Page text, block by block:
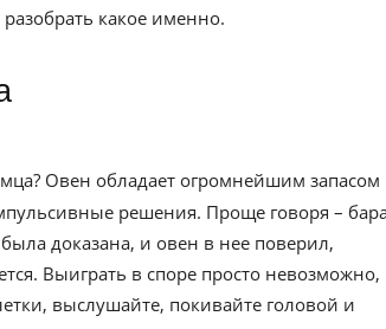
какое именно.
Овен обладает огромнейшим запасом
решения. Проще говоря –
доказана, и овен в нее поверил,
Выиграть в споре просто невозможно,
выслушайте, покивайте головой и